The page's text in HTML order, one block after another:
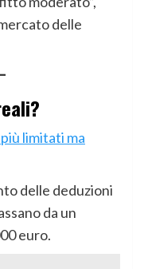
delle
limitati ma
delle deduzioni
da un
euro.